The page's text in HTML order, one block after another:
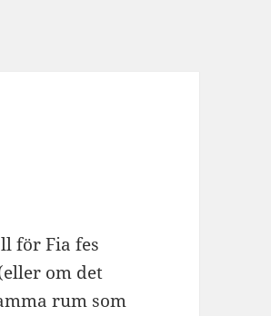
för Fia fes
om det
rum som